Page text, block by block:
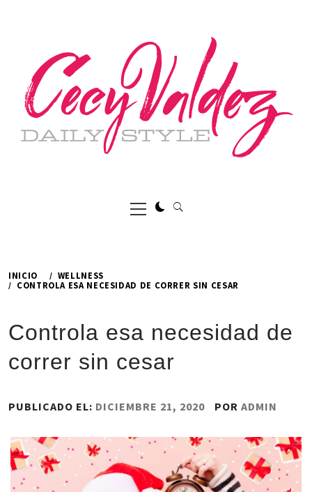
Menú
principal
INICIO
WELLNESS
CONTROLA ESA NECESIDAD DE CORRER SIN CESAR
Controla esa necesidad de
correr sin cesar
PUBLICADO EL: DICIEMBRE 21, 2020 POR ADMIN